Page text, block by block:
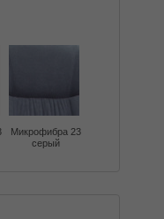
Микрофибра 23
серый